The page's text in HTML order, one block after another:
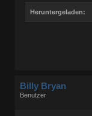
Heruntergeladen:
Billy Bryan
Benutzer